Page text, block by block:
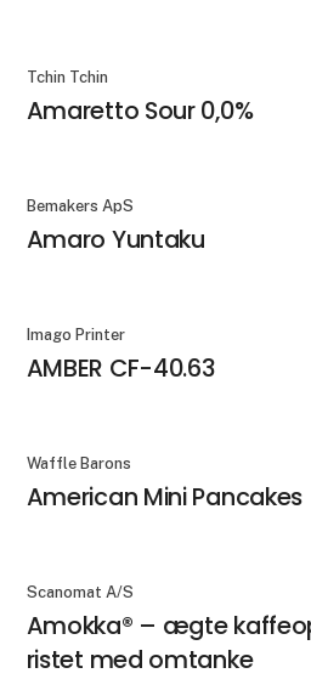
Tchin Tchin
Amaretto Sour 0,0%
Bemakers ApS
Amaro Yuntaku
Imago Printer
AMBER CF-40.63
Waffle Barons
American Mini Pancakes
Scanomat A/S
Amokka® – ægte
ristet med omtanke